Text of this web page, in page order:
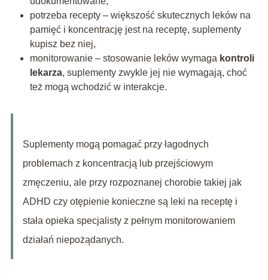
potrzeba recepty – większość skutecznych leków na
pamięć i koncentrację jest na receptę, suplementy
kupisz bez niej,
monitorowanie – stosowanie leków wymaga kontroli
lekarza, suplementy zwykle jej nie wymagają, choć
też mogą wchodzić w interakcje.
Suplementy mogą pomagać przy łagodnych
problemach z koncentracją lub przejściowym
zmęczeniu, ale przy rozpoznanej chorobie takiej jak
ADHD czy otępienie konieczne są leki na receptę i
stała opieka specjalisty z pełnym monitorowaniem
działań niepożądanych.